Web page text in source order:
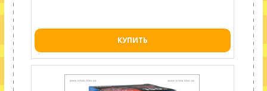
КУПИТЬ